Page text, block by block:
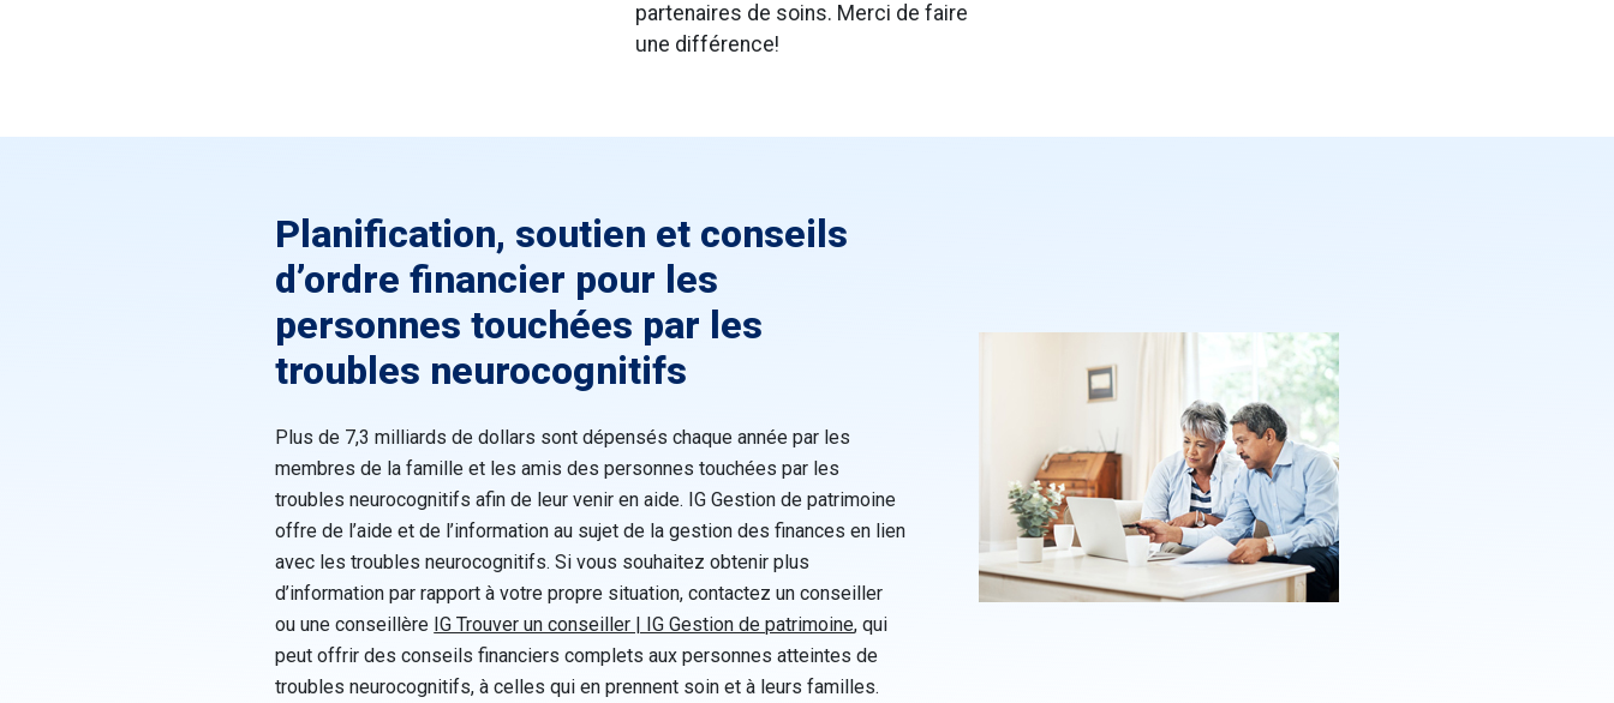
partenaires de soins. Merci de faire
une différence!
Planification, soutien et conseils
d’ordre financier pour les
personnes touchées par les
troubles neurocognitifs
Plus de 7,3 milliards de dollars sont dépensés chaque année par les
membres de la famille et les amis des personnes touchées par les
troubles neurocognitifs afin de leur venir en aide. IG Gestion de patrimoine
offre de l’aide et de l’information au sujet de la gestion des finances en lien
avec les troubles neurocognitifs. Si vous souhaitez obtenir plus
d’information par rapport à votre propre situation, contactez un conseiller
ou une conseillère IG Trouver un conseiller | IG Gestion de patrimoine, qui
peut offrir des conseils financiers complets aux personnes atteintes de
troubles neurocognitifs, à celles qui en prennent soin et à leurs familles.